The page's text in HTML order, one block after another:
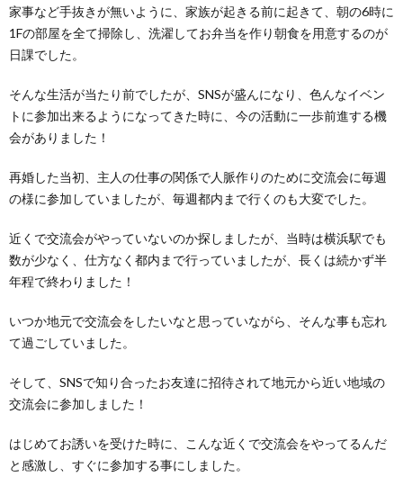
家事など手抜きが無いように、家族が起きる前に起きて、朝の6時に
1Fの部屋を全て掃除し、洗濯してお弁当を作り朝食を用意するのが
日課でした。
そんな生活が当たり前でしたが、 SNSが盛んになり、色んなイベン
トに参加出来るようになってきた時に、今の活動に一歩前進する機
会がありました！
再婚した当初、主人の仕事の関係で人脈作りのために交流会に毎週
の様に参加していましたが、毎週都内まで行くのも大変でした。
近くで交流会がやっていないのか探しましたが、当時は横浜駅でも
数が少なく、仕方なく都内まで行っていましたが、長くは続かず半
年程で終わりました！
いつか地元で交流会をしたいなと思っていながら、そんな事も忘れ
て過ごしていました。
そして、 SNSで知り合ったお友達に招待されて地元から近い地域の
交流会に参加しました！
はじめてお誘いを受けた時に、こんな近くで交流会をやってるんだ
と感激し、すぐに参加する事にしました。